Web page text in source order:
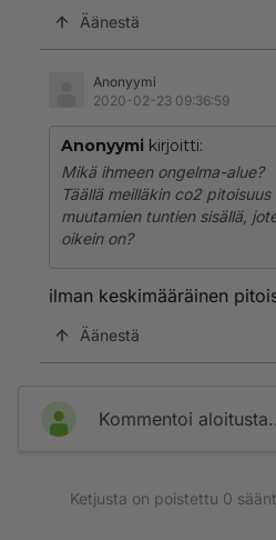
Äänestä
Anonyymi
2020-02-23 09:36:59
Anonyymi kirjoitti:
Mikä ihmeen ongelma-alue?
Täällä meilläkin co2
muutamien tuntien sisällä,
oikein on?
ilman keskimääräinen
Äänestä
Kommentoi
Ketjusta on poistettu 0